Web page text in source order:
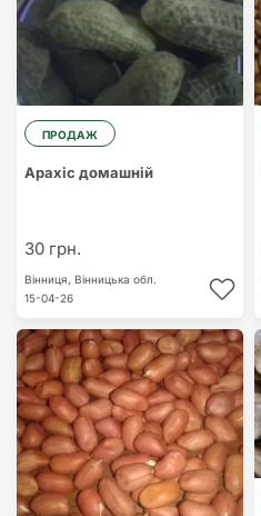
ПРОДАЖ
Арахіс домашній
30 грн.
Вінниця, Вінницька обл.
15-04-26